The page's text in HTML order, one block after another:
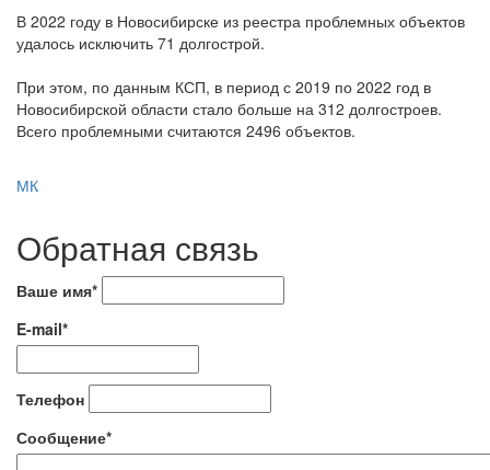
В 2022 году в Новосибирске из реестра проблемных объектов
удалось исключить 71 долгострой.
При этом, по данным КСП, в период с 2019 по 2022 год в
Новосибирской области стало больше на 312 долгостроев.
Всего проблемными считаются 2496 объектов.
МК
Обратная связь
Ваше имя*
E-mail*
Телефон
Сообщение*